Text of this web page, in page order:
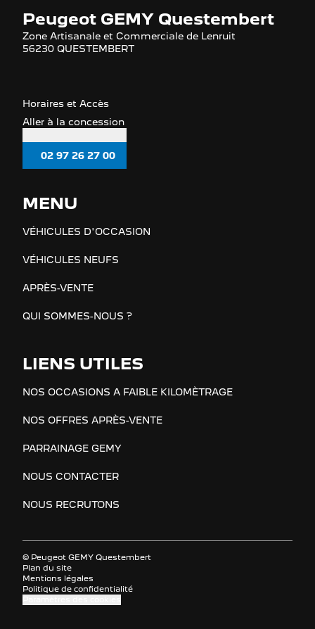
Peugeot GEMY Questembert
Zone Artisanale et Commerciale de Lenruit
56230 QUESTEMBERT
Horaires et Accès
Aller à la concession
02 97 26 27 00
MENU
VÉHICULES D'OCCASION
VÉHICULES NEUFS
APRÈS-VENTE
QUI SOMMES-NOUS ?
LIENS UTILES
NOS OCCASIONS A FAIBLE KILOMÈTRAGE
NOS OFFRES APRÈS-VENTE
PARRAINAGE GEMY
NOUS CONTACTER
NOUS RECRUTONS
© Peugeot GEMY Questembert
Plan du site
Mentions légales
Politique de confidentialité